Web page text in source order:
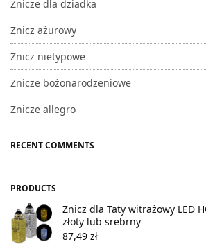
Znicze dla dziadka
Znicz ażurowy
Znicz nietypowe
Znicze bożonarodzeniowe
Znicze allegro
RECENT COMMENTS
PRODUCTS
Znicz dla Taty witrażowy LED
złoty lub srebrny
87,49 zł